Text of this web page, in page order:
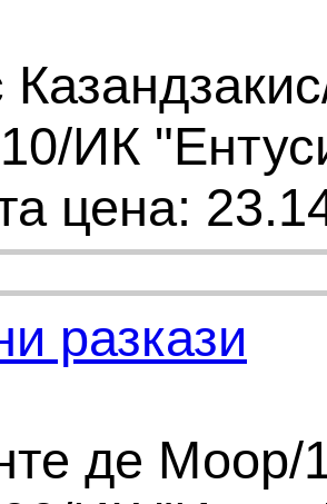
ИК
цена:
разкази
де Моор/